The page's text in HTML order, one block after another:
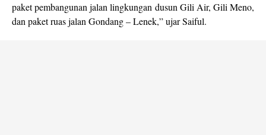
paket pembangunan jalan lingkungan dusun Gili Air, Gili Meno,
dan paket ruas jalan Gondang – Lenek,” ujar Saiful.